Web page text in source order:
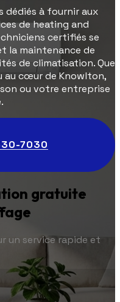
dédiés à fournir aux
de heating and
certifiés se
la maintenance de
de climatisation. Que
au cœur de Knowlton,
ou votre entreprise
7030
gratuite
un service rapide et